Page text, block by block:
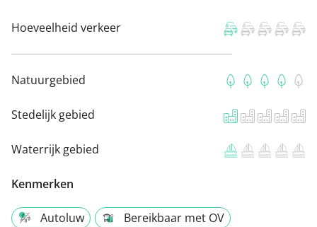
Hoeveelheid verkeer
Natuurgebied
Stedelijk gebied
Waterrijk gebied
Kenmerken
Autoluw
Bereikbaar met OV